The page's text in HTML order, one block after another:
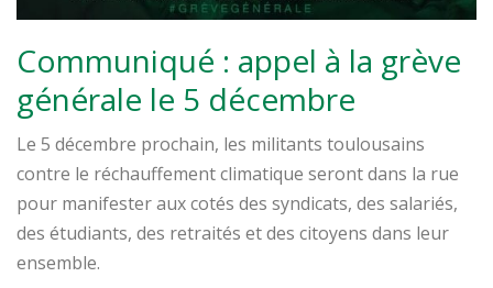
Communiqué : appel à la grève
générale le 5 décembre
Le 5 décembre prochain, les militants toulousains
contre le réchauffement climatique seront dans la rue
pour manifester aux cotés des syndicats, des salariés,
des étudiants, des retraités et des citoyens dans leur
ensemble.